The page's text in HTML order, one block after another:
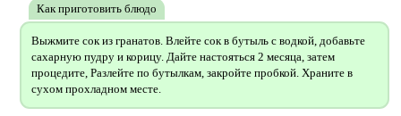
Как приготовить блюдо
Выжмите сок из гранатов. Влейте сок в бутыль с водкой, добавьте
сахарную пудру и корицу. Дайте настояться 2 месяца, затем
процедите, Разлейте по бутылкам, закройте пробкой. Храните в
сухом прохладном месте.